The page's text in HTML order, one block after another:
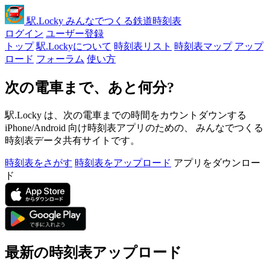
駅.Locky みんなでつくる鉄道時刻表
ログイン ユーザー登録
トップ 駅.Lockyについて 時刻表リスト 時刻表マップ アップ
ロード フォーラム 使い方
次の電車まで、あと何分?
駅.Locky は、次の電車までの時間をカウントダウンする
iPhone/Android 向け時刻表アプリのための、 みんなでつくる
時刻表データ共有サイトです。
時刻表をさがす 時刻表をアップロード アプリをダウンロー
ド
最新の時刻表アップロード